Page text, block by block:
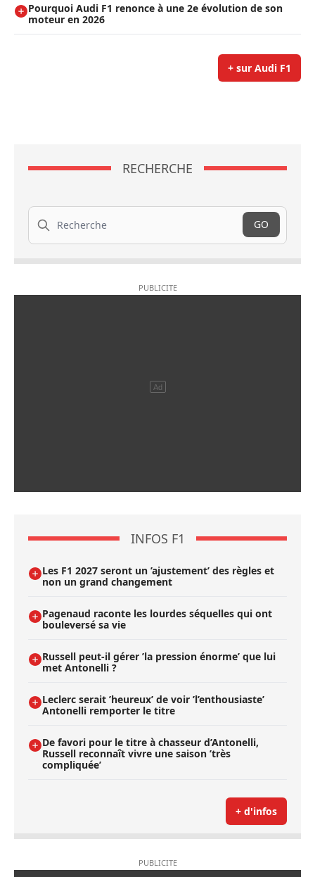
Pourquoi Audi F1 renonce à une 2e évolution de son
moteur en 2026
+ sur Audi F1
RECHERCHE
Recherche
GO
INFOS F1
Les F1 2027 seront un ’ajustement’ des règles et
non un grand changement
Pagenaud raconte les lourdes séquelles qui ont
bouleversé sa vie
Russell peut-il gérer ’la pression énorme’ que lui
met Antonelli ?
Leclerc serait ’heureux’ de voir ’l’enthousiaste’
Antonelli remporter le titre
De favori pour le titre à chasseur d’Antonelli,
Russell reconnaît vivre une saison ’très
compliquée’
+ d'infos